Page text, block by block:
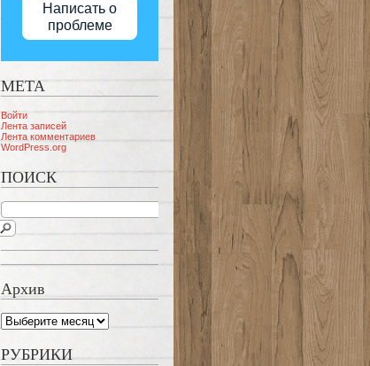
Написать о
проблеме
МЕТА
Войти
Лента записей
Лента комментариев
WordPress.org
ПОИСК
Архив
Архив
РУБРИКИ